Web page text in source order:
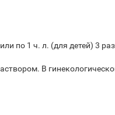
по 1 ч. л. (для детей) 3
В